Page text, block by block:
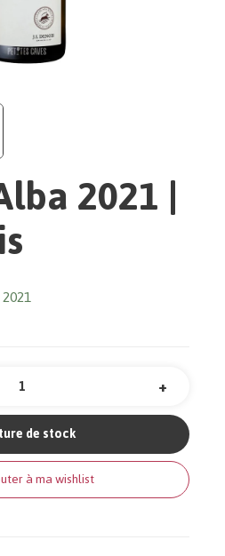
2021 |
2021
+
de stock
à ma wishlist